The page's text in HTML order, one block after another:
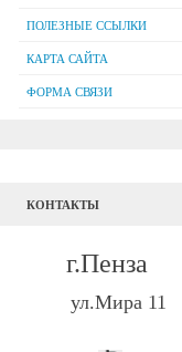
ПОЛЕЗНЫЕ ССЫЛКИ
КАРТА САЙТА
ФОРМА СВЯЗИ
КОНТАКТЫ
г.Пенза
ул.Мира 11